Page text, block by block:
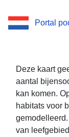
Portal
Deze kaart
aantal
kan komen.
habitats voor
van